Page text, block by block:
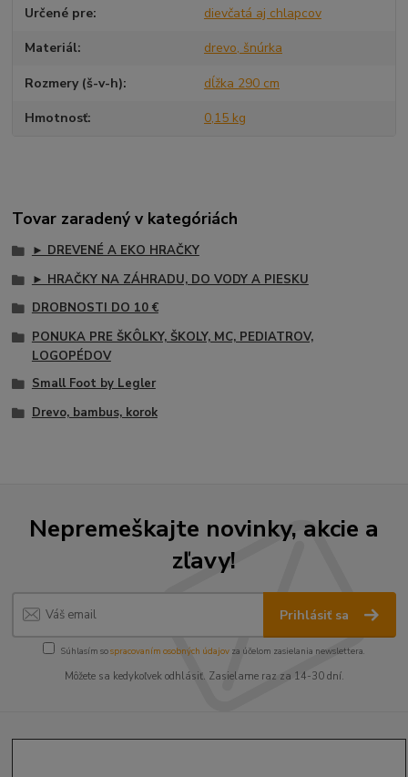
Určené pre dievčatá aj chlapcov
Materiál drevo, šnúrka
Rozmery (š-v-h) dĺžka 290 cm
Hmotnosť 0,15 kg
Tovar zaradený v kategóriách
► DREVENÉ A EKO HRAČKY
► HRAČKY NA ZÁHRADU, DO VODY A PIESKU
DROBNOSTI DO 10 €
PONUKA PRE ŠKÔLKY, ŠKOLY, MC, PEDIATROV,
LOGOPÉDOV
Small Foot by Legler
Drevo, bambus, korok
Nepremeškajte novinky, akcie a
zľavy!
Prihlásiť sa
Súhlasím sospracovaním osobných údajov za účelom zasielania newslettera.
Môžete sa kedykoľvek odhlásiť. Zasielame raz za 14-30 dní.